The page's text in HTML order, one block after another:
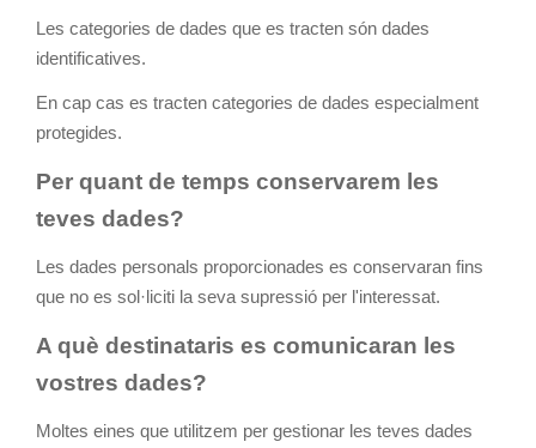
Les categories de dades que es tracten són dades
identificatives.
En cap cas es tracten categories de dades especialment
protegides.
Per quant de temps conservarem les
teves dades?
Les dades personals proporcionades es conservaran fins
que no es sol·liciti la seva supressió per l'interessat.
A què destinataris es comunicaran les
vostres dades?
Moltes eines que utilitzem per gestionar les teves dades